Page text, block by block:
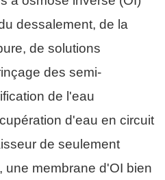
dessalement, de la
de solutions
des semi-
de l'eau
d'eau en circuit
de seulement
une membrane d'OI bien